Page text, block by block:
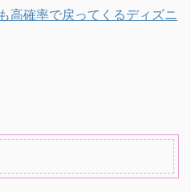
高確率で戻ってくるディズニ